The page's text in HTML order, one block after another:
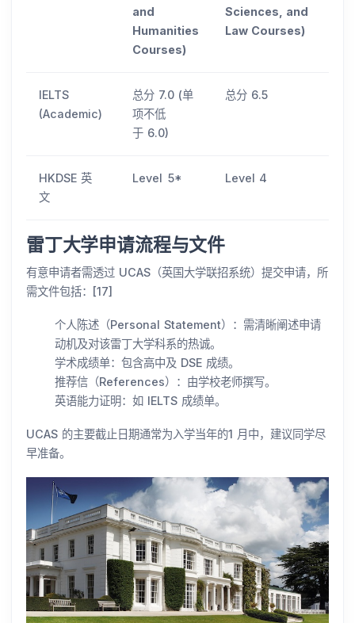
and
Humanities
Courses)
Sciences, and
Law Courses)
IELTS
(Academic)
总分 7.0 (单
项不低
于 6.0)
总分 6.5
HKDSE 英
文
Level 5* Level 4
雷丁大学申请流程与文件
有意申请者需透过 UCAS（英国大学联招系统）提交申请，所
需文件包括：[17]
个人陈述（Personal Statement）：需清晰阐述申请
动机及对该雷丁大学科系的热诚。
学术成绩单：包含高中及 DSE 成绩。
推荐信（References）：由学校老师撰写。
英语能力证明：如 IELTS 成绩单。
UCAS 的主要截止日期通常为入学当年的1 月中，建议同学尽
早准备。